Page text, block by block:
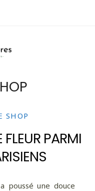
SHOP
FLEUR PARMI
poussé une douce